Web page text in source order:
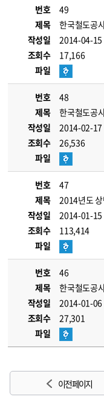
번호
49
제목
한국철도공
작성일
2014-04-15
조회수
17,166
파일
번호
48
제목
한국철도공
작성일
2014-02-17
조회수
26,536
파일
번호
47
제목
2014년도
작성일
2014-01-15
조회수
113,414
파일
번호
46
제목
한국철도공
작성일
2014-01-06
조회수
27,301
파일
이전 페이지